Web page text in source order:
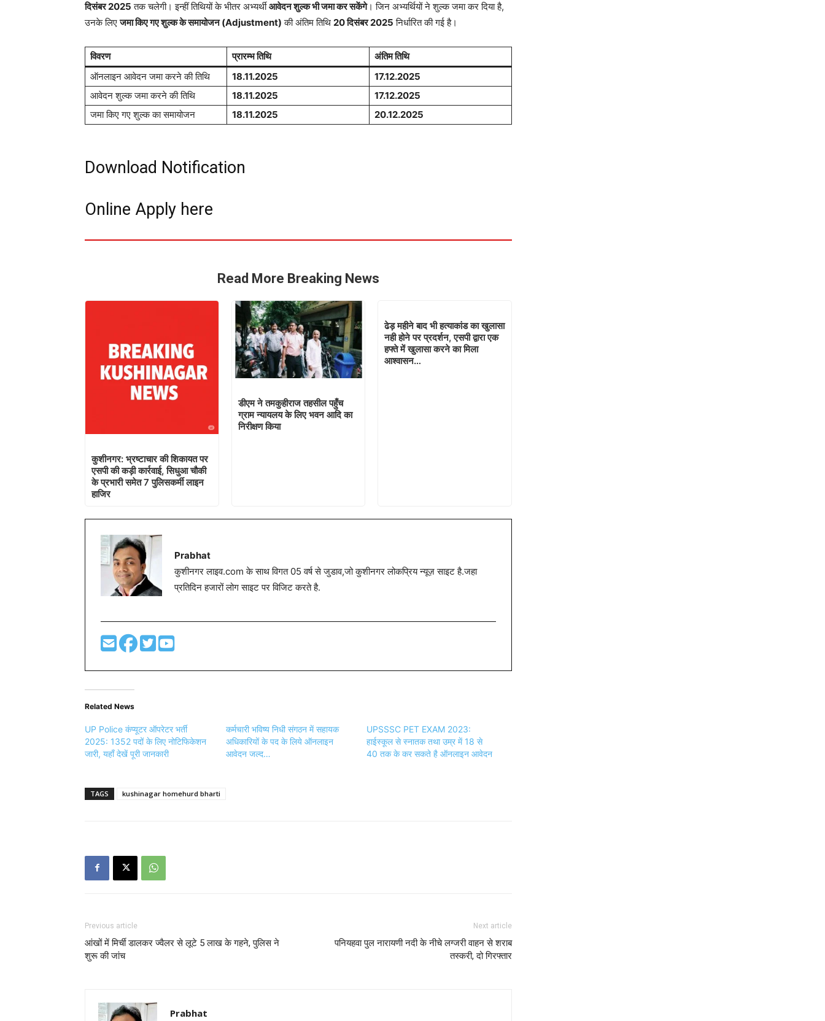
दिसंबर 2025 तक चलेगी। इन्हीं तिथियों के भीतर अभ्यर्थीआवेदन शुल्क भी जमा कर सकेंगे। जिन अभ्यर्थियों ने शुल्क जमा कर दिया है,
उनके लिएजमा किए गए शुल्क के समायोजन (Adjustment) की अंतिम तिथि 20 दिसंबर 2025 निर्धारित की गई है।
विवरण प्रारम्भ तिथि
अंतिम तिथि
ऑनलाइन आवेदन जमा करने की तिथि
18.11.2025
17.12.2025
आवेदन शुल्क जमा करने की तिथि
18.11.2025
17.12.2025
जमा किए गए शुल्क का समायोजन
18.11.2025 20.12.2025
Download Notification
Online Apply here
Read More Breaking News
कुशीनगर: भ्रष्टाचार की शिकायत पर
एसपी की कड़ी कार्रवाई, सिधुआ चौकी
के प्रभारी समेत 7 पुलिसकर्मी लाइन
हाजिर
डीएम ने तमकुहीराज तहसील पहुँच
ग्राम न्यायलय के लिए भवन आदि का
निरीक्षण किया
ढेड़ महीने बाद भी हत्याकांड का खुलासा
नही होने पर प्रदर्शन, एसपी द्वारा एक
हफ्ते में खुलासा करने का मिला
आश्वासन…
Prabhat
कुशीनगर लाइव.com के साथ विगत 05 वर्ष से जुडाव,जो कुशीनगर लोकप्रिय न्यूज़ साइट है.जहा
प्रतिदिन हजारों लोग साइट पर विजिट करते है.
Related News
UP Police कंप्यूटर ऑपरेटर भर्ती
2025: 1352 पदों के लिए नोटिफिकेशन
जारी, यहाँ देखें पूरी जानकारी
कर्मचारी भविष्य निधी संगठन में सहायक
अधिकारियों के पद के लिये ऑनलाइन
आवेदन जल्द…
UPSSSC PET EXAM 2023:
हाईस्कूल से स्नातक तथा उम्र में 18 से
40 तक के कर सकते है ऑनलाइन आवेदन
TAGS kushinagar homehurd bharti
Previous article
आंखों में मिर्ची डालकर ज्वैलर से लूटे 5 लाख के गहने, पुलिस ने
शुरू की जांच
Next article
पनियहवा पुल नारायणी नदी के नीचे लग्जरी वाहन से शराब
तस्करी, दो गिरफ्तार
Prabhat